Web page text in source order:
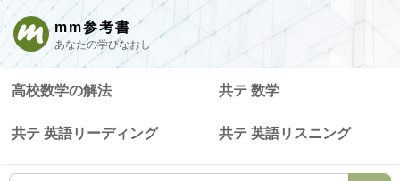
mm参考書
あなたの学びなおし
高校数学の解法 共テ 数学
共テ 英語リーディング 共テ 英語リスニング